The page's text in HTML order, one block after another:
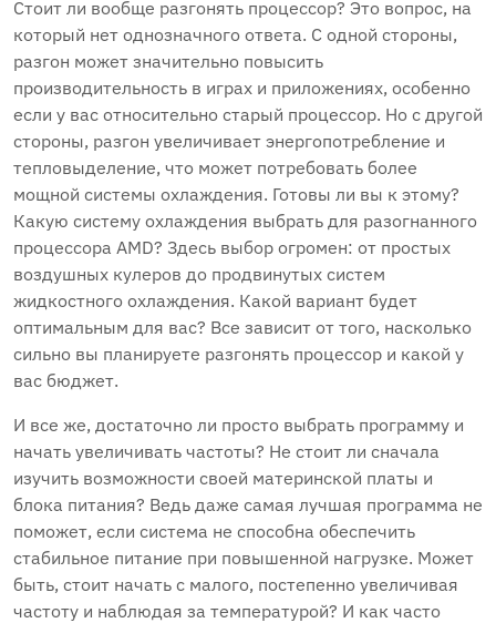
Стоит ли вообще разгонять процессор? Это вопрос, на
который нет однозначного ответа. С одной стороны,
разгон может значительно повысить
производительность в играх и приложениях, особенно
если у вас относительно старый процессор. Но с другой
стороны, разгон увеличивает энергопотребление и
тепловыделение, что может потребовать более
мощной системы охлаждения. Готовы ли вы к этому?
Какую систему охлаждения выбрать для разогнанного
процессора AMD? Здесь выбор огромен: от простых
воздушных кулеров до продвинутых систем
жидкостного охлаждения. Какой вариант будет
оптимальным для вас? Все зависит от того, насколько
сильно вы планируете разгонять процессор и какой у
вас бюджет.
И все же, достаточно ли просто выбрать программу и
начать увеличивать частоты? Не стоит ли сначала
изучить возможности своей материнской платы и
блока питания? Ведь даже самая лучшая программа не
поможет, если система не способна обеспечить
стабильное питание при повышенной нагрузке. Может
быть, стоит начать с малого, постепенно увеличивая
частоту и наблюдая за температурой? И как часто